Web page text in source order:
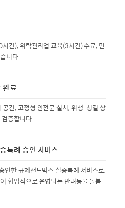
간), 위탁관리업 교육(3시간) 수료, 민
니다.
완료
간, 고정형 안전문 설치, 위생·청결 상
증합니다.
특례 승인 서비스
인한 규제샌드박스 실증특례 서비스로,
합법적으로 운영되는 반려동물 돌봄